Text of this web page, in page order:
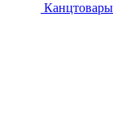
Канцтовары